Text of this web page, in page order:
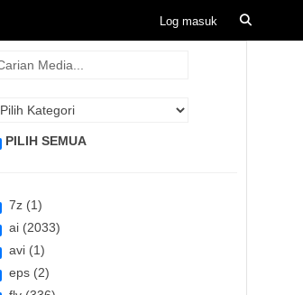
PILIH SEMUA
7z (1)
ai (2033)
avi (1)
eps (2)